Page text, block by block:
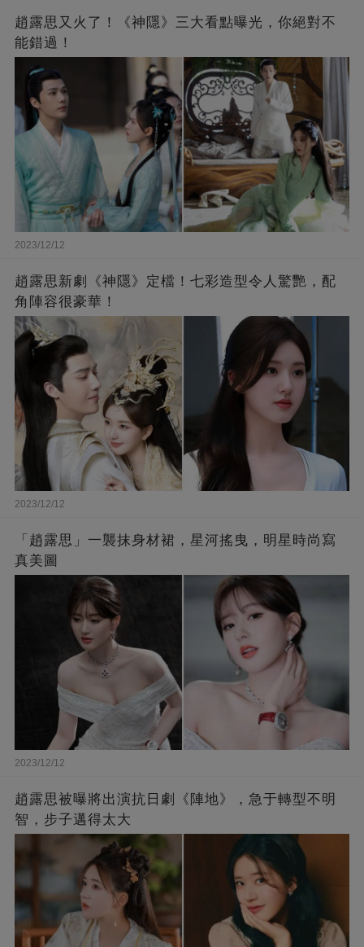
趙露思又火了！《神隱》三大看點曝光，你絕對不
能錯過！
2023/12/12
趙露思新劇《神隱》定檔！七彩造型令人驚艷，配
角陣容很豪華！
2023/12/12
「趙露思」一襲抹身材裙，星河搖曳，明星時尚寫
真美圖
2023/12/12
趙露思被曝將出演抗日劇《陣地》，急于轉型不明
智，步子邁得太大